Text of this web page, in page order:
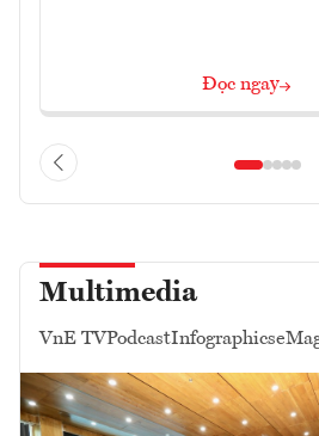
Đọc ngay
Multimedia
VnE TVPodcastInfographics